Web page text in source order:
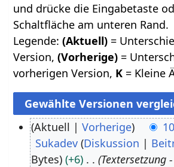
und drücke die Eingabetaste
Schaltfläche am unteren Rand.
Legende:(Aktuell) =
Version,(Vorherige) =
vorherigen Version, K = Kleine
Aktuell Vorherige
Sukadev Diskussion
Bytes
+6
Textersetzung